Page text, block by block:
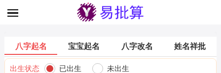
八字起名 宝宝起名 八字改名 姓名祥批
出生状态 已出生 未出生